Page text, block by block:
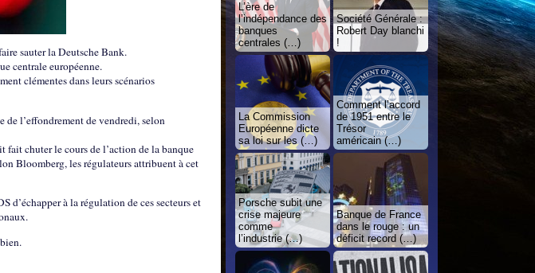
sauter la Deutsche Bank.
centrale européenne.
clémentes dans leurs scénarios
de l’effondrement de vendredi, selon
fait chuter le cours de l’action de la banque
Bloomberg, les régulateurs attribuent à cet
d’échapper à la régulation de ces secteurs et
L’ère de
l’indépendance des
banques
centrales (…)
Société Générale :
Robert Day blanchi
!
La Commission
Européenne dicte
sa loi sur les (…)
Comment l’accord
de 1951 entre le
Trésor
américain (…)
Porsche subit une
crise majeure
comme
l’industrie (…)
Banque de France
dans le rouge : un
déficit record (…)